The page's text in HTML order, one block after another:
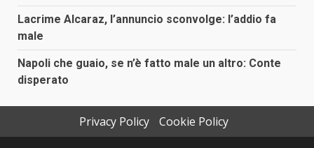
Lacrime Alcaraz, l’annuncio sconvolge: l’addio fa
male
Napoli che guaio, se n’è fatto male un altro: Conte
disperato
Privacy Policy
Cookie Policy